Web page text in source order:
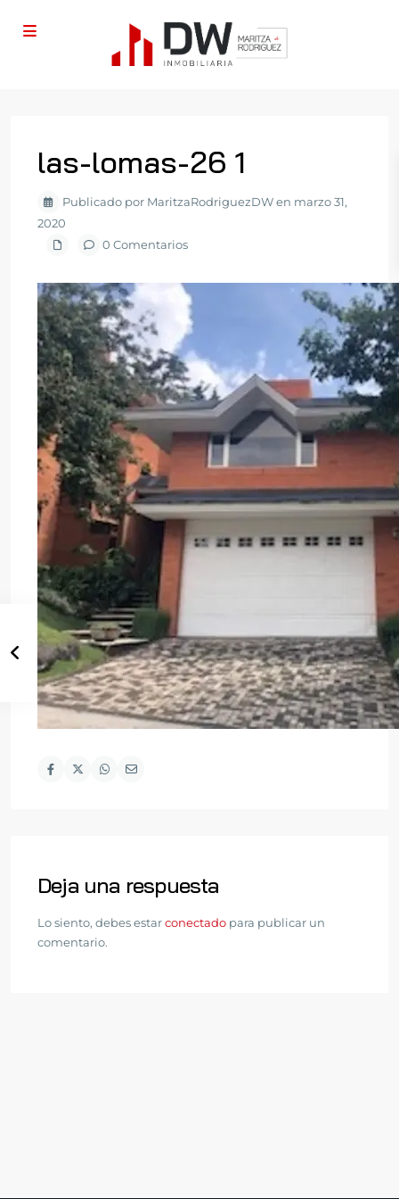
las-lomas-26 1
Publicado por MaritzaRodriguezDW en marzo 31,
2020
0 Comentarios
Deja una respuesta
Lo siento, debes estarconectado para publicar un
comentario.